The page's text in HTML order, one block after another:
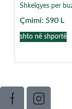
Shkelqyes per
Çmimi: 590 L
shto në shportë